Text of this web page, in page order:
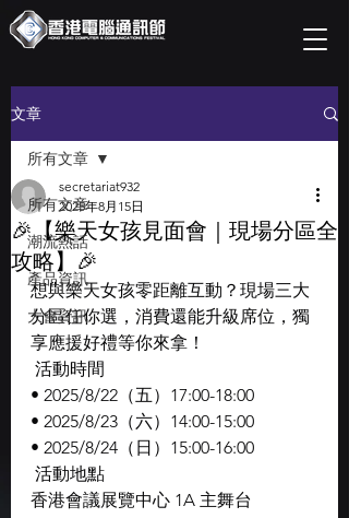
文章
所有文章
潮流熱話
產品資訊
大會資訊
所有文章
🎉【樂天女孩見面會｜現場分區全
攻略】🎉
secretariat932
2025年8月15日
想與樂天女孩零距離互動？現場三大
分區任你選，消費還能升級席位，獨
享應援好禮等你來拿！
活動時間
• 2025/8/22（五）17:00-18:00
• 2025/8/23（六）14:00-15:00
• 2025/8/24（日）15:00-16:00
活動地點
香港會議展覽中心 1A 主舞台